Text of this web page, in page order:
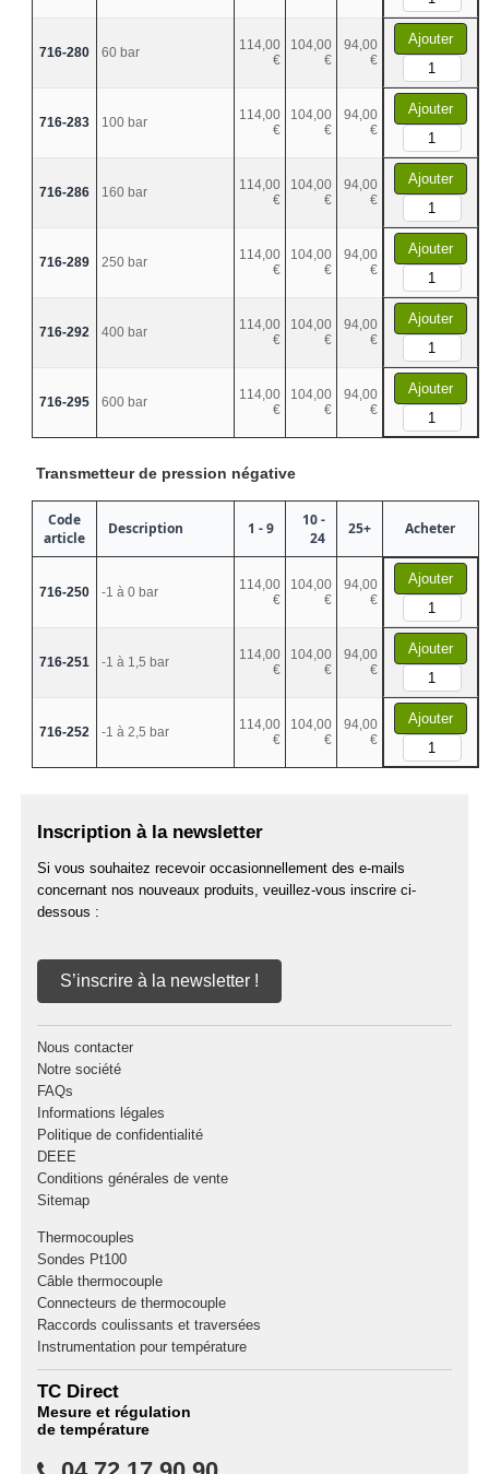
716-280 60 bar
114,00
€
104,00
€
94,00
€
Ajouter
716-283 100 bar
114,00
€
104,00
€
94,00
€
Ajouter
716-286 160 bar
114,00
€
104,00
€
94,00
€
Ajouter
716-289 250 bar
114,00
€
104,00
€
94,00
€
Ajouter
716-292 400 bar
114,00
€
104,00
€
94,00
€
Ajouter
716-295 600 bar
114,00
€
104,00
€
94,00
€
Ajouter
Transmetteur de pression négative
Code
article
Description 1 - 9
10 -
24
25+ Acheter
716-250 -1 à 0 bar
114,00
€
104,00
€
94,00
€
Ajouter
716-251 -1 à 1,5 bar
114,00
€
104,00
€
94,00
€
Ajouter
716-252 -1 à 2,5 bar
114,00
€
104,00
€
94,00
€
Ajouter
Inscription à la newsletter
Si vous souhaitez recevoir occasionnellement des e-mails
concernant nos nouveaux produits, veuillez-vous inscrire ci-
dessous :
S’inscrire à la newsletter !
Nous contacter
Notre société
FAQs
Informations légales
Politique de confidentialité
DEEE
Conditions générales de vente
Sitemap
Thermocouples
Sondes Pt100
Câble thermocouple
Connecteurs de thermocouple
Raccords coulissants et traversées
Instrumentation pour température
TC Direct
Mesure et régulation
de température